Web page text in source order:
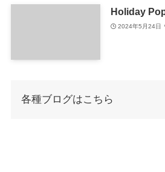
Holiday
2024年5月24日
各種ブログはこちら